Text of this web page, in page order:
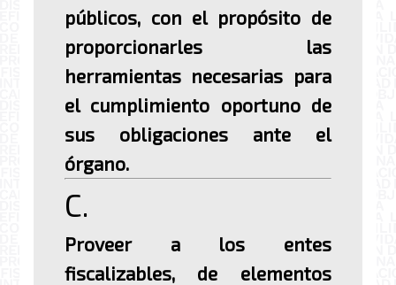
públicos, con el propósito de
proporcionarles las
herramientas necesarias para
el cumplimiento oportuno de
sus obligaciones ante el
órgano.
C.
Proveer a los entes
fiscalizables, de elementos